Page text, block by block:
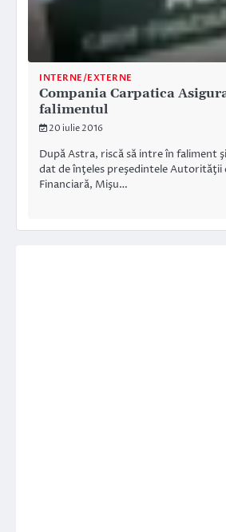
INTERNE/EXTERNE
Compania Carpatica
falimentul
20 iulie 2016
După Astra, riscă să intre în faliment
dat de înţeles preşedintele Autorităţii
Financiară, Mişu…